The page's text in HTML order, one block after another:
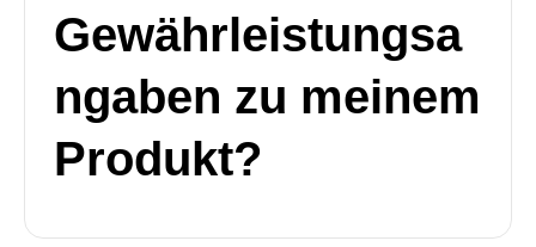
Gewährleistungsa
ngaben zu meinem
Produkt?